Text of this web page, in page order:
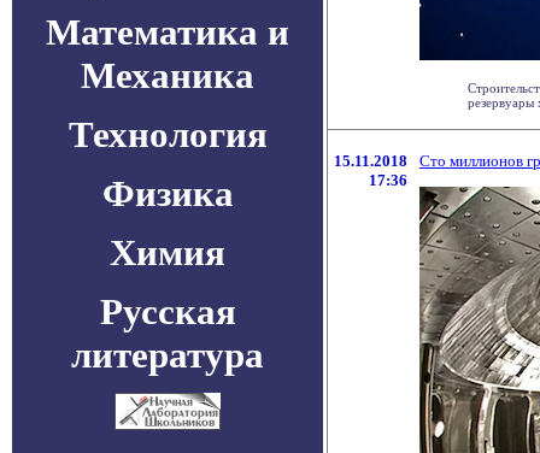
Математика и
Механика
Технология
Физика
Химия
Русская
литература
резервуары
15.11.2018
17:36
Сто миллионов